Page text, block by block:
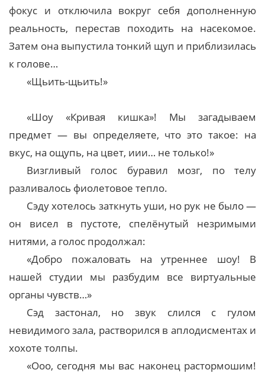
фокус и отключила вокруг себя дополненную
реальность, перестав походить на насекомое.
Затем она выпустила тонкий щуп и приблизилась
к голове…
«Щьить-щьить!»
«Шоу «Кривая кишка»! Мы загадываем
предмет — вы определяете, что это такое: на
вкус, на ощупь, на цвет, иии… не только!»
Визгливый голос буравил мозг, по телу
разливалось фиолетовое тепло.
Сэду хотелось заткнуть уши, но рук не было —
он висел в пустоте, спелёнутый незримыми
нитями, а голос продолжал:
«Добро пожаловать на утреннее шоу! В
нашей студии мы разбудим все виртуальные
органы чувств…»
Сэд застонал, но звук слился с гулом
невидимого зала, растворился в аплодисментах и
хохоте толпы.
«Ооо, сегодня мы вас наконец растормошим!